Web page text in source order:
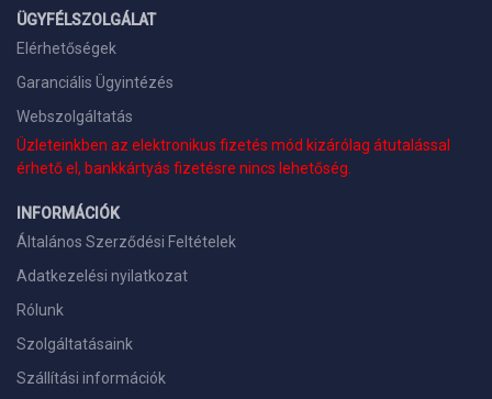
ÜGYFÉLSZOLGÁLAT
Elérhetőségek
Garanciális Ügyintézés
Webszolgáltatás
Üzleteinkben az elektronikus fizetés mód kizárólag átutalással
érhető el, bankkártyás fizetésre nincs lehetőség.
INFORMÁCIÓK
Általános Szerződési Feltételek
Adatkezelési nyilatkozat
Rólunk
Szolgáltatásaink
Szállítási információk